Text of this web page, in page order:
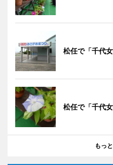
松任で「千代
松任で「千代
もっ